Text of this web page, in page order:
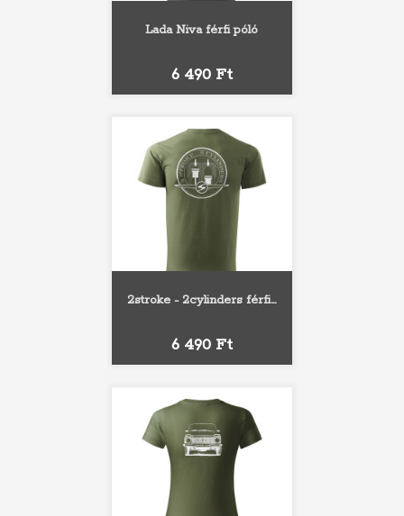
Lada Niva férfi póló
Ár
6 490 Ft
2stroke - 2cylinders férfi...
Ár
6 490 Ft